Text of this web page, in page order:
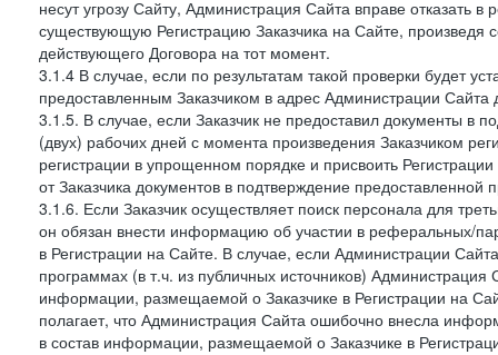
несут угрозу Сайту, Администрация Сайта вправе отказать
существующую Регистрацию Заказчика на Сайте, произведя
действующего Договора на тот момент.
3.1.4 В случае, если по результатам такой проверки будет
предоставленным Заказчиком в адрес Администрации
3.1.5. В случае, если Заказчик не предоставил документы в
(двух) рабочих дней с момента произведения Заказчиком
регистрации в упрощенном порядке и присвоить
от Заказчика документов в подтверждение
3.1.6. Если Заказчик осуществляет поиск персонала для
он обязан внести информацию об участии в реферальных/
в Регистрации на Сайте. В случае, если Администрации
программах (в т.ч. из публичных источников)
информации, размещаемой о Заказчике в Регистрации на
полагает, что Администрация Сайта ошибочно внесла
в состав информации, размещаемой о Заказчике в